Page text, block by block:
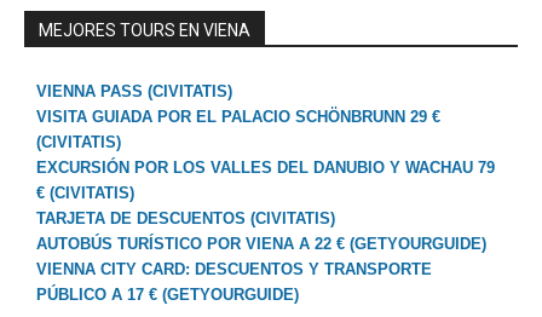
MEJORES TOURS EN VIENA
VIENNA PASS (CIVITATIS)
VISITA GUIADA POR EL PALACIO SCHÖNBRUNN 29 €
(CIVITATIS)
EXCURSIÓN POR LOS VALLES DEL DANUBIO Y WACHAU 79
€ (CIVITATIS)
TARJETA DE DESCUENTOS (CIVITATIS)
AUTOBÚS TURÍSTICO POR VIENA A 22 € (GETYOURGUIDE)
VIENNA CITY CARD: DESCUENTOS Y TRANSPORTE
PÚBLICO A 17 € (GETYOURGUIDE)